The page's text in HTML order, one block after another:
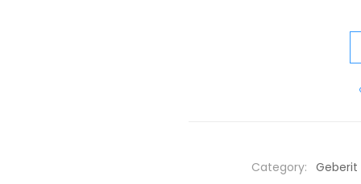
Category: Geberit